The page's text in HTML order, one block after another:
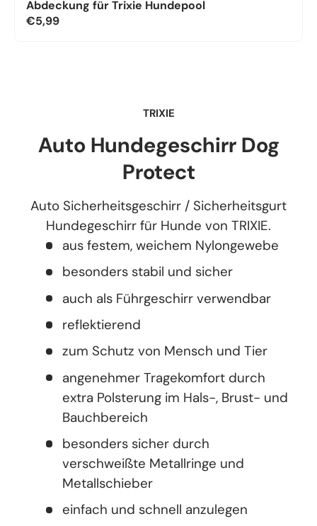
Abdeckung für Trixie Hundepool
€5,99
TRIXIE
Auto Hundegeschirr Dog
Protect
Auto Sicherheitsgeschirr / Sicherheitsgurt
Hundegeschirr für Hunde von TRIXIE.
aus festem, weichem Nylongewebe
besonders stabil und sicher
auch als Führgeschirr verwendbar
reflektierend
zum Schutz von Mensch und Tier
angenehmer Tragekomfort durch
extra Polsterung im Hals-, Brust- und
Bauchbereich
besonders sicher durch
verschweißte Metallringe und
Metallschieber
einfach und schnell anzulegen